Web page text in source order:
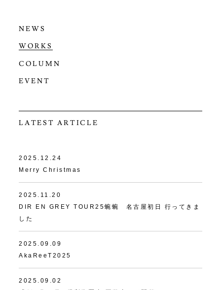
NEWS
WORKS
COLUMN
EVENT
LATEST ARTICLE
2025.12.24
Merry Christmas
2025.11.20
DIR EN GREY TOUR25蜿蜿 名古屋初日 行ってきま
した
2025.09.09
AkaReeT2025
2025.09.02